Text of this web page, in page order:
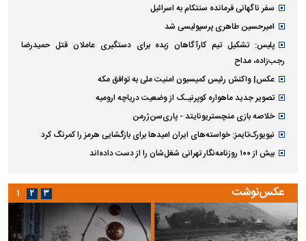
سفر ناگهانی فرمانده سنتکام به اسرائیل
امیرحسین طاهری پرسپولیسی شد
پلیس: تشکیل تیم کارآگاهان زبده برای دستگیری عاملان قتل حمیدرضا
رجب‌زاده، مداح
عکس| واکنش رئیس کمیسیون امنیت ملی به توافق مکه
تصویر جدید ماهواره کوپرنیـک از وضعیت دریاچه ارومیه
خلاصه بازی منچستریونایتد - پاری‌سن‌ژرمن
نیویورک‌تایمز: خواسته‌های ایران امیدها برای بازگشایی هرمز را کمرنگ کرد
بیش از ۱۰۰ روزنامه‌نگار تهرانی شغل‌شان را از دست داده‌اند
عکس‌نوشت ۱ ۲ ۳